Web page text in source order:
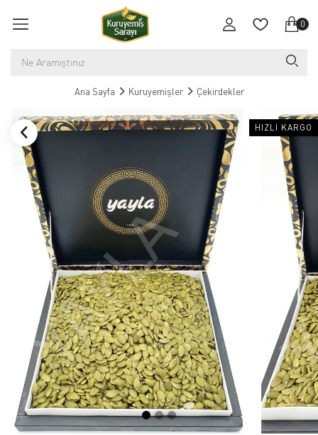
0
Ana Sayfa Kuruyemişler Çekirdekler
HIZLI KARGO